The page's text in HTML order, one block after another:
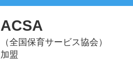
ACSA
（全国保育サービス協会）
加盟